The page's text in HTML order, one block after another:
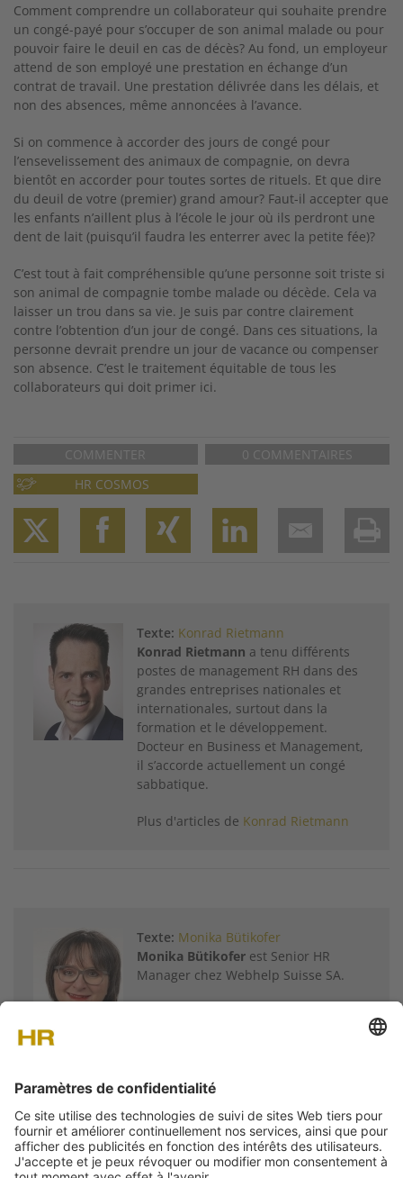
Comment comprendre un collaborateur qui souhaite prendre
un congé-payé pour s’occuper de son animal malade ou pour
pouvoir faire le deuil en cas de décès? Au fond, un employeur
attend de son employé une prestation en échange d’un
contrat de travail. Une prestation délivrée dans les délais, et
non des absences, même annoncées à l’avance.
Si on commence à accorder des jours de congé pour
l’ensevelissement des animaux de compagnie, on devra
bientôt en accorder pour toutes sortes de rituels. Et que dire
du deuil de votre (premier) grand amour? Faut-il accepter que
les enfants n’aillent plus à l’école le jour où ils perdront une
dent de lait (puisqu’il faudra les enterrer avec la petite fée)?
C’est tout à fait compréhensible qu’une personne soit triste si
son animal de compagnie tombe malade ou décède. Cela va
laisser un trou dans sa vie. Je suis par contre clairement
contre l’obtention d’un jour de congé. Dans ces situations, la
personne devrait prendre un jour de vacance ou compenser
son absence. C’est le traitement équitable de tous les
collaborateurs qui doit primer ici.
COMMENTER
0 COMMENTAIRES
HR COSMOS
TwitterFacebook
XINGLinkedIn
Email
Texte: Konrad Rietmann
Konrad Rietmann a tenu différents
postes de management RH dans des
grandes entreprises nationales et
internationales, surtout dans la
formation et le développement.
Docteur en Business et Management,
il s’accorde actuellement un congé
sabbatique.
Plus d'articles de Konrad Rietmann
Texte: Monika Bütikofer
Monika Bütikofer est Senior HR
Manager chez Webhelp Suisse SA.